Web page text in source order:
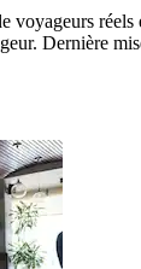
voyageurs
Dernière